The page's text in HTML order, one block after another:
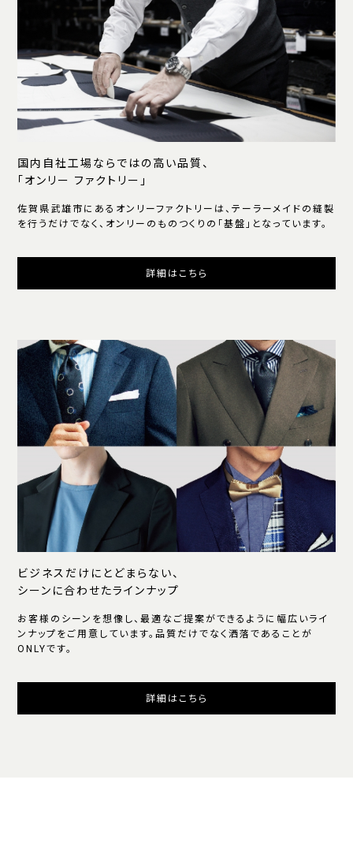
国内自社工場ならではの高い品質、
「オンリー ファクトリー」
佐賀県武雄市にあるオンリーファクトリーは、テーラーメイドの縫製
を行うだけでなく、オンリーのものつくりの「基盤」となっています。
詳細はこちら
ビジネスだけにとどまらない、
シーンに合わせたラインナップ
お客様のシーンを想像し、最適なご提案ができるように幅広いライ
ンナップをご用意しています。品質だけでなく洒落であることが
ONLYです。
詳細はこちら